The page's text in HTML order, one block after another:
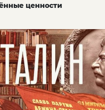
ценности